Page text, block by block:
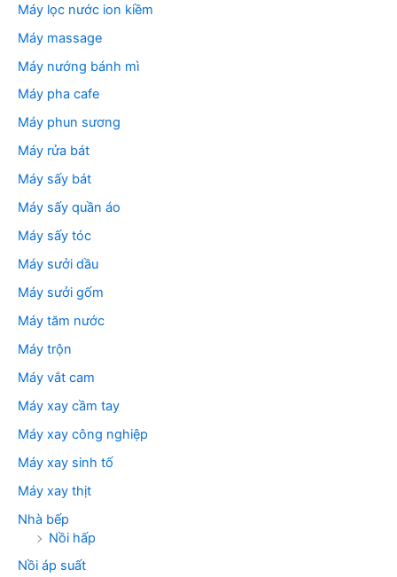
Máy lọc nước ion kiềm
Máy massage
Máy nướng bánh mì
Máy pha cafe
Máy phun sương
Máy rửa bát
Máy sấy bát
Máy sấy quần áo
Máy sấy tóc
Máy sưởi dầu
Máy sưởi gốm
Máy tăm nước
Máy trộn
Máy vắt cam
Máy xay cầm tay
Máy xay công nghiệp
Máy xay sinh tố
Máy xay thịt
Nhà bếp
Nồi hấp
Nồi áp suất